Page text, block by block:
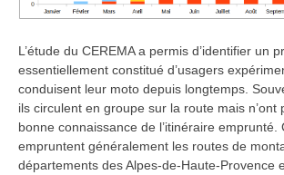
L’étude du CEREMA a permis d’identifier un
essentiellement constitué d’usagers
conduisent leur moto depuis longtemps.
ils circulent en groupe sur la route mais n’ont
bonne connaissance de l’itinéraire emprunté.
empruntent généralement les routes de
départements des Alpes-de-Haute-Provence